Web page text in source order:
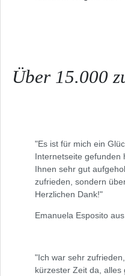
Über 15.000
"Es ist für mich ein
Internetseite gefunden
Ihnen sehr gut
zufrieden, sondern
Herzlichen Dank!"
Emanuela Esposito
"Ich war sehr
kürzester Zeit da, alles